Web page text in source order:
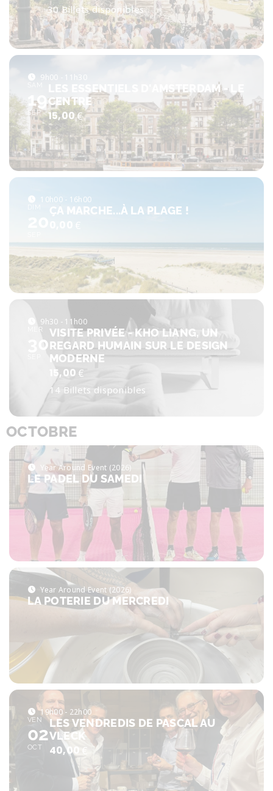
30 Billets disponibles
9h00 - 11h30
19
SEP
LES ESSENTIELS D'AMSTERDAM - LE
CENTRE
15,00€
10h00 - 16h00
ÇA MARCHE...À LA PLAGE !
9h30 - 11h00
MER
30
VISITE PRIVÉE - KHO LIANG, UN
REGARD HUMAIN SUR LE DESIGN
MODERNE
15,00 €
14 Billets disponibles
OCTOBRE
Year Around Event (2026)
LE PADEL DU SAMEDI
Year Around Event (2026)
LA POTERIE DU MERCREDI
19h00 - 22h00
VEN
02
OCT
LES VENDREDIS DE PASCAL AU
VLECK
40,00 €